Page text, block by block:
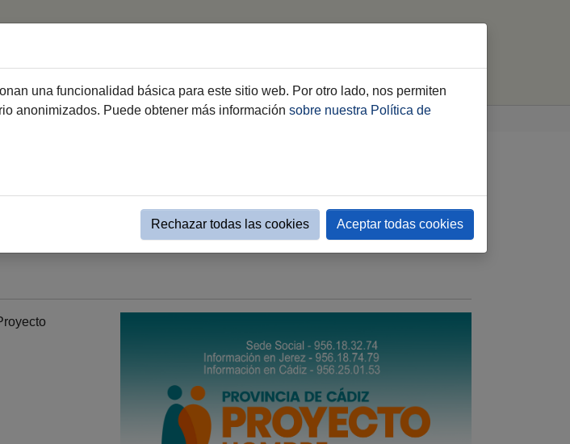
de entidades de voluntariado Evento simple Entidades de voluntariado
Jerez (Proyecto Hombre):
familiar
una funcionalidad básica para este sitio web. Por otro lado, nos permiten
anonimizados. Puede obtener más información sobre nuestra Política de
Rechazar todas las cookies Aceptar todas cookies